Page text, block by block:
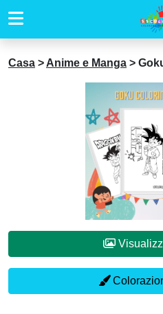
Casa > Anime e Manga >